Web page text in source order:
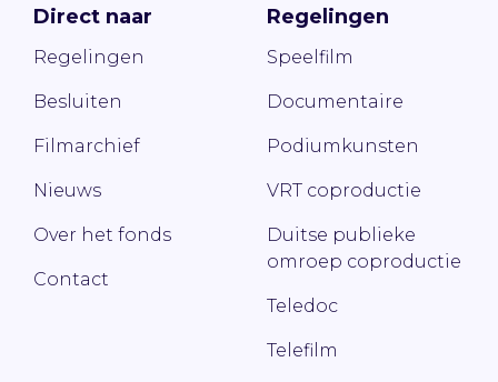
Direct naar
Regelingen
Besluiten
Filmarchief
Nieuws
Over het fonds
Contact
Regelingen
Speelfilm
Documentaire
Podiumkunsten
VRT coproductie
Duitse publieke
omroep coproductie
Teledoc
Telefilm